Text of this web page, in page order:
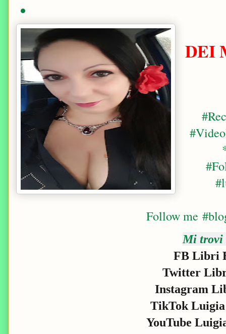
DEI
Follow me
Mi trovi
FB Libri
Twitter
Instagram
TikTok Luigia
YouTube